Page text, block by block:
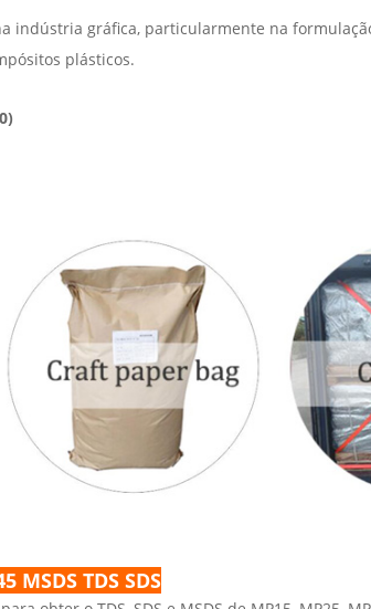
indústria gráfica, particularmente na
plásticos.
MSDS TDS SDS